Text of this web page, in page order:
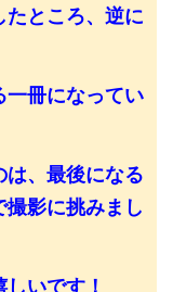
ところ、逆に
一冊になってい
は、最後になる
影に挑みまし
いです！